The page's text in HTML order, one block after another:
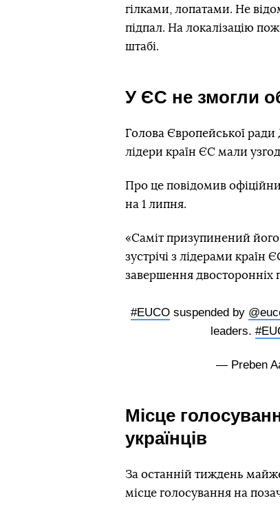
гілками, лопатами. Не
підпал. На локалізацію
штабі.
У ЄС не змогли
Голова Європейської
лідери країн ЄС мали
Про це повідомив
на 1 липня.
«Саміт призупинений
зустрічі з лідерами країн
завершення двосторонніх
#EUCO suspended by
leaders.
— Preben
Місце
українців
За останній тиждень майже
місце голосування на